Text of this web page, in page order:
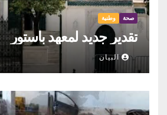
صحة وطنية
تقدير جديد لمعهد باستور
البيان